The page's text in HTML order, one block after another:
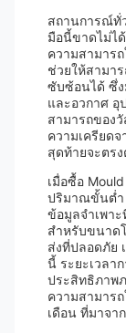
สถานการณ์ทั่
มือนี้ขาดไม่ไ
ความสามาร
ช่วยให้สามา
ซับซ้อนได้ ซึ่ง
และอวกาศ อุ
สามารถของ
ความเครียด
สุดท้ายจะตร
เมื่อซื้อ
ปริมาณขั้นต่ำ
ข้อมูลจำเพา
สำหรับขนาด
ส่งที่ปลอดภัย
นี้ ระยะเวลา
ประสิทธิภาพ
ความสามาร
เดือน ที่มาจา